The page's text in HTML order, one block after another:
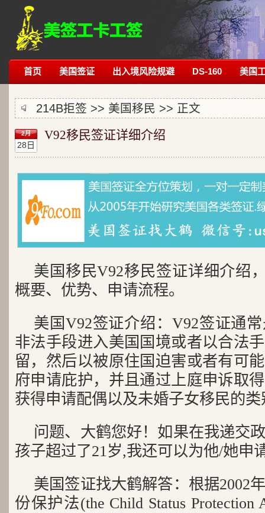
首页 美国签证 出入境风险规避 DS-160 美国
214B拒签 >> 美国移民 >> 正文
2月
28日
V92移民签证详细介绍
美国移民V92移民签证详细介绍
概要、优势、申请流程。
美国V92签证介绍：V92签证通
非法手段进入美国国境或者以合法
留，然后以被原住国迫害或者有可
府申请庇护，并且通过上庭申诉取
获得申请配偶以及未婚子女移民的类
问题、大鹤您好！如果在我递交
孩子超过了21岁,我还可以为他/她申
美国签证找大鹤解答：根据2002
份保护法(the Child Status